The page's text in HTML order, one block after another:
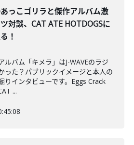
っこゴリラと傑作アルバム激
対談、CAT ATE HOTDOGSに
！
ルバム「キメラ」はJ-WAVEのラジ
った？パブリックイメージと本人の
りインタビューです。Eggs Crack
...